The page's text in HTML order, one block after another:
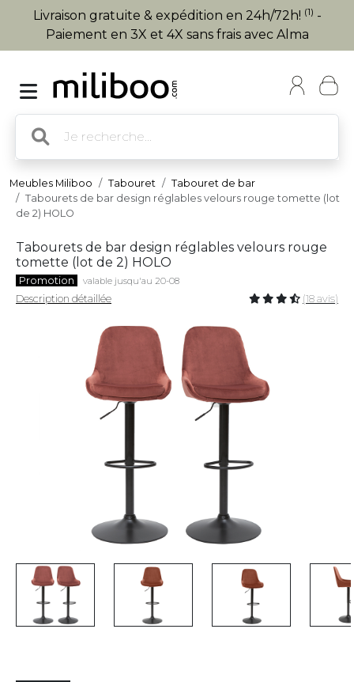
Livraison gratuite & expédition en 24h/72h! (1) -
Paiement en 3X et 4X sans frais avec Alma
Meubles Miliboo Tabouret
Tabouret de bar
Tabourets de bar design réglables velours rouge tomette (lot
de 2) HOLO
Tabourets de bar design réglables velours rouge
tomette (lot de 2) HOLO
Promotion valable jusqu'au 20-08
Description détaillée (18 avis)